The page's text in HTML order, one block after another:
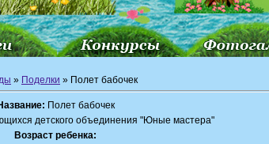
» Поделки » Полет бабочек
Полет бабочек
детского объединения "Юные мастера"
Возраст ребенка: